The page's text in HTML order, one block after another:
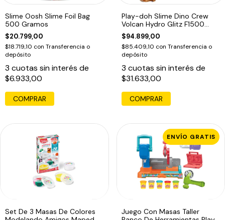
Slime Oosh Slime Foil Bag
500 Gramos
$20.799,00
$18.719,10 con Transferencia o
depósito
3 cuotas sin interés de
$6.933,00
COMPRAR
Play-doh Slime Dino Crew
Volcan Hydro Glitz F1500
Masas Edu
$94.899,00
$85.409,10 con Transferencia o
depósito
3 cuotas sin interés de
$31.633,00
COMPRAR
Set De 3 Masas De Colores
ENVÍO GRATIS
Juego Con Masas Taller